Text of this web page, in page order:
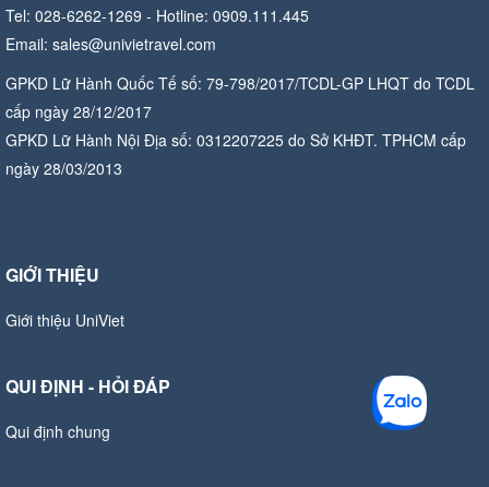
Tel: 028-6262-1269 - Hotline: 0909.111.445
Email: sales@univietravel.com
GPKD Lữ Hành Quốc Tế số: 79-798/2017/TCDL-GP LHQT do TCDL
cấp ngày 28/12/2017
GPKD Lữ Hành Nội Địa số: 0312207225 do Sở KHĐT. TPHCM cấp
ngày 28/03/2013
GIỚI THIỆU
Giới thiệu UniViet
QUI ĐỊNH - HỎI ĐÁP
Qui định chung